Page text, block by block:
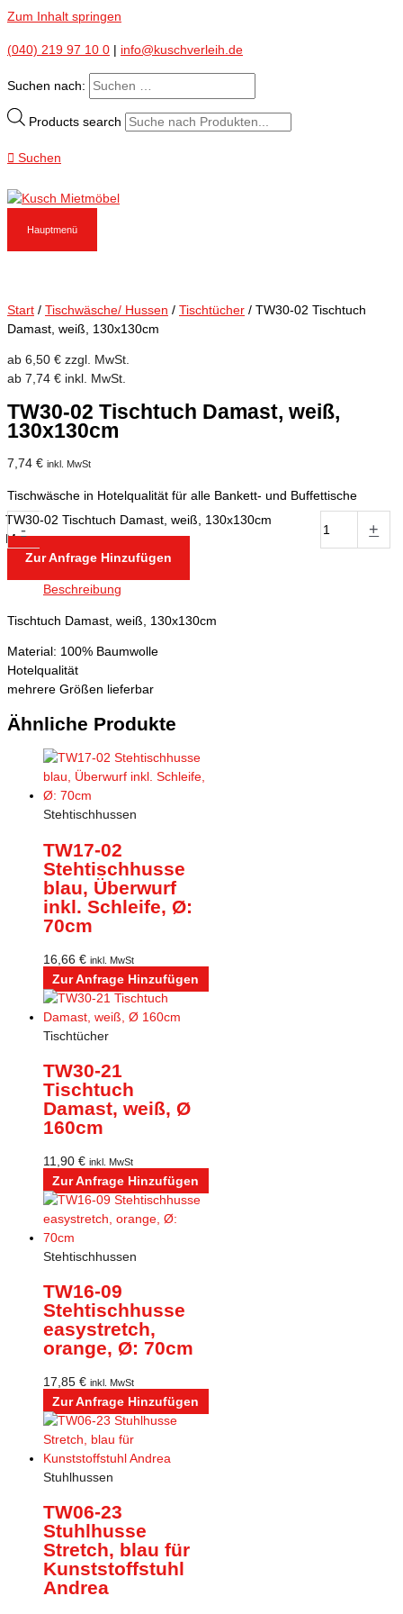
Zum Inhalt springen
(040) 219 97 10 0 info@kuschverleih.de
Suchen nach:
Products search
Suchen
Hauptmenü
Start / Tischwäsche/ Hussen / Tischtücher / TW30-02 Tischtuch
Damast, weiß, 130x130cm
ab 6,50 € zzgl. MwSt.
ab 7,74 € inkl. MwSt.
TW30-02 Tischtuch Damast, weiß,
130x130cm
7,74 € inkl. MwSt
Tischwäsche in Hotelqualität für alle Bankett- und Buffettische
-
TW30-02 Tischtuch Damast, weiß, 130x130cm
Menge
+
Zur Anfrage Hinzufügen
Beschreibung
Tischtuch Damast, weiß, 130x130cm
Material: 100% Baumwolle
Hotelqualität
mehrere Größen lieferbar
Ähnliche Produkte
Stehtischhussen
TW17-02
Stehtischhusse
blau, Überwurf
inkl. Schleife, Ø:
70cm
16,66 € inkl. MwSt
Zur Anfrage Hinzufügen
Tischtücher
TW30-21
Tischtuch
Damast, weiß, Ø
160cm
11,90 € inkl. MwSt
Zur Anfrage Hinzufügen
Stehtischhussen
TW16-09
Stehtischhusse
easystretch,
orange, Ø: 70cm
17,85 € inkl. MwSt
Zur Anfrage Hinzufügen
Stuhlhussen
TW06-23
Stuhlhusse
Stretch, blau für
Kunststoffstuhl
Andrea